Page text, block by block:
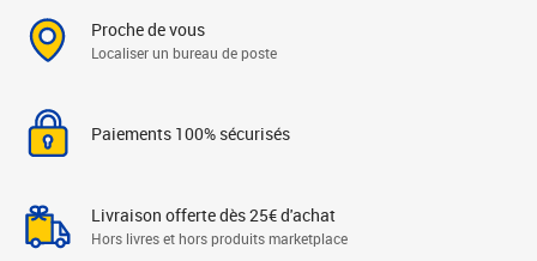
Proche de vous
Localiser un bureau de poste
Paiements 100% sécurisés
Livraison offerte dès 25€ d'achat
Hors livres et hors produits marketplace